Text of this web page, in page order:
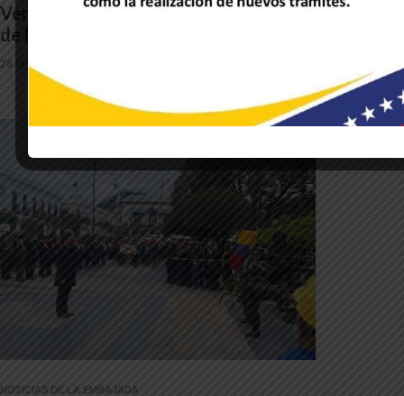
Venezuela y Honduras unidas a través
de la música y la hermandad cultural
28 de mayo de 2025
NOTICIAS DE LA EMBAJADA